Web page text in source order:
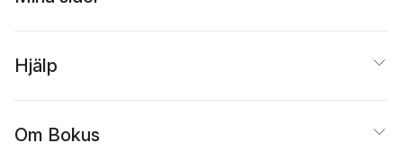
Hjälp
Om Bokus